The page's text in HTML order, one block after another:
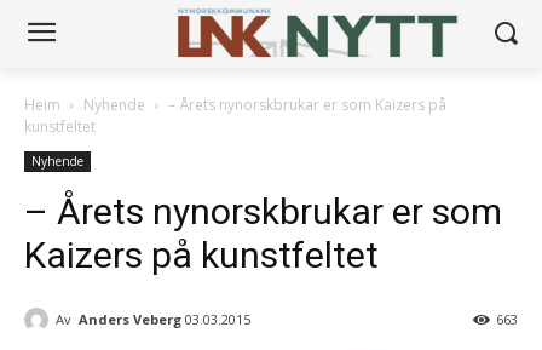
Heim Nyhende
– Årets nynorskbrukar er som Kaizers på
kunstfeltet
Nyhende
– Årets nynorskbrukar er som
Kaizers på kunstfeltet
Av Anders Veberg 03.03.2015 663